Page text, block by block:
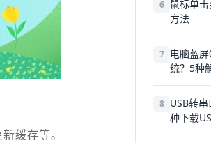
缓存等。
6
鼠标单
方法
7 电脑蓝
统？5种
8 USB转
种下载